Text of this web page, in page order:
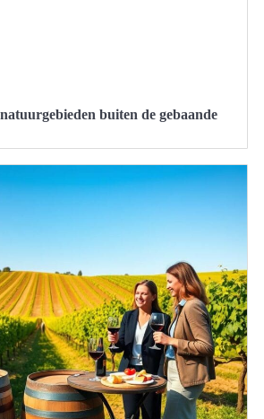
buiten de gebaande